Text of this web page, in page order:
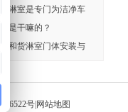
风淋室是专门为洁净车
较多的而定做
室是干嘛的？
和货淋室门体安装与
号 网站地图